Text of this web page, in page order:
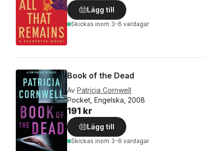
Lägg till
Skickas inom 3-6 vardagar
Book of the Dead
Av Patricia Cornwell
Pocket, Engelska, 2008
191 kr
Lägg till
Skickas inom 3-6 vardagar